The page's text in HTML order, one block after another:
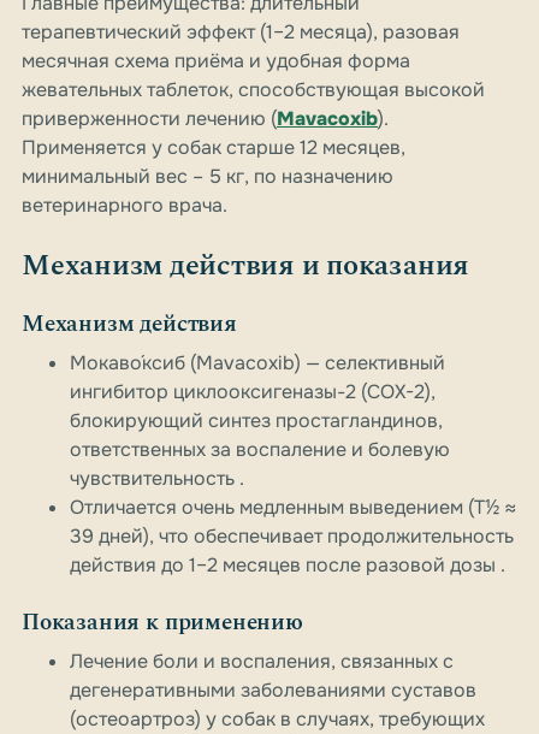
терапевтический эффект (1–2 месяца), разовая
месячная схема приёма и удобная форма
жевательных таблеток, способствующая высокой
приверженности лечению (Mavacoxib).
Применяется у собак старше 12 месяцев,
минимальный вес – 5 кг, по назначению
ветеринарного врача.
Механизм действия и показания
Механизм действия
Мокаво́ксиб (Mavacoxib) — селективный
ингибитор циклооксигеназы-2 (COX-2),
блокирующий синтез простагландинов,
ответственных за воспаление и болевую
чувствительность .
Отличается очень медленным выведением (T½ ≈
39 дней), что обеспечивает продолжительность
действия до 1–2 месяцев после разовой дозы .
Показания к применению
Лечение боли и воспаления, связанных с
дегенеративными заболеваниями суставов
(остеоартроз) у собак в случаях, требующих